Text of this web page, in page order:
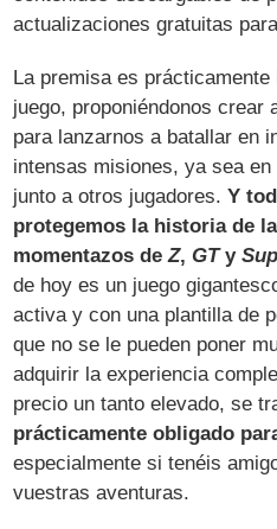
actualizaciones gratuitas
La premisa es
juego, proponiéndonos crear
para lanzarnos a batallar en
intensas misiones, ya sea
junto a otros jugadores.Y
protegemos la historia de
momentazos deZ,GTy
de hoy es un juego
activa y con una plantilla de
que no se le pueden poner
adquirir la experiencia
precio un tanto elevado, se
prácticamente obligado
especialmente si tenéis
vuestras aventuras.